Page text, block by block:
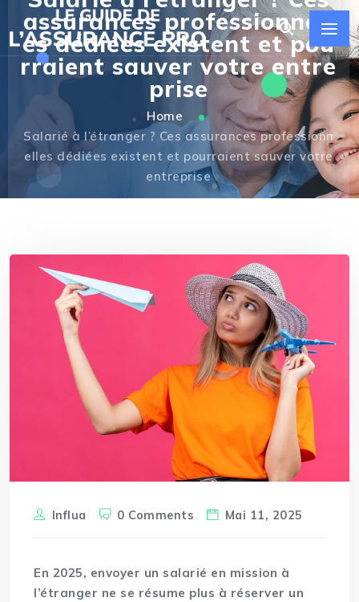
assurances professionnell
es dédiées existent et pou
rraient sauver votre entre
prise
Home
Salarié à l’étranger ? Ces assurances professionn
elles dédiées existent et pourraient sauver votre
entreprise
Influa 0 Comments Mai 11, 2025
En 2025, envoyer un salarié en mission à
l’étranger ne se résume plus à réserver un